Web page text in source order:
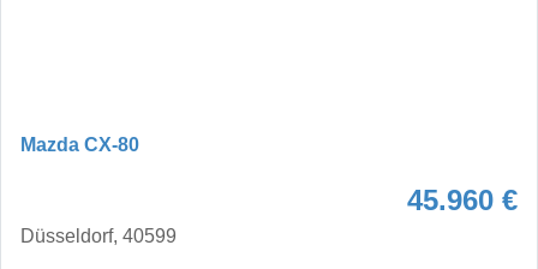
Mazda CX-80
45.960 €
Düsseldorf, 40599